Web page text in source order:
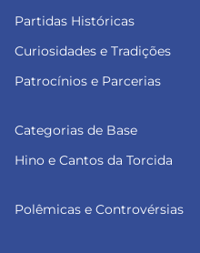
Partidas Históricas
Curiosidades e Tradições
Patrocínios e Parcerias
Categorias de Base
Hino e Cantos da Torcida
Polêmicas e Controvérsias